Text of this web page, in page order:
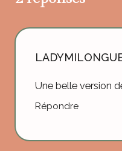
Une belle version
Répondre